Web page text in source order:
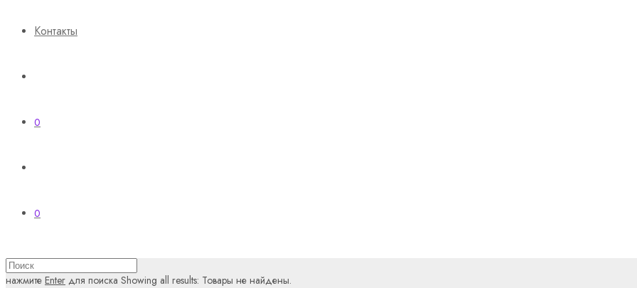
Контакты
0
0
нажмите Enter для поиска Showing all results: Товары не найдены.